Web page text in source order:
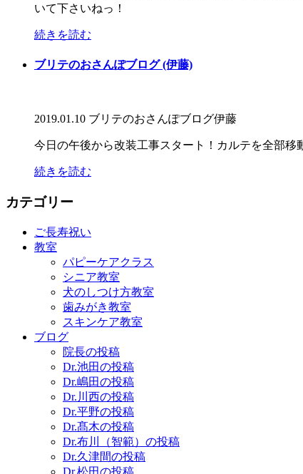
いて下さいねっ！
続きを読む
ブリテのおさんぽブログ (伊藤)
2019.01.10 ブリテのおさんぽブログ伊藤
今日の午後から改装工事スタート！カルテを全部移
続きを読む
カテゴリー
ご長寿祝い
教室
パピーケアクラス
シニア教室
犬のしつけ方教室
歯みがき教室
スキンケア教室
ブログ
院長の投稿
Dr.池田の投稿
Dr.嶋田の投稿
Dr.川西の投稿
Dr.平野の投稿
Dr.髙木の投稿
Dr.布川（智範）の投稿
Dr.久津間の投稿
Dr.松田の投稿